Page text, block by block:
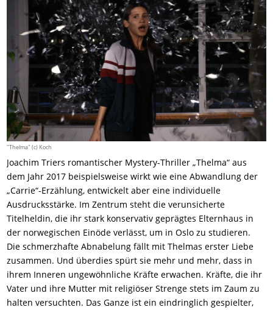
"Thelma" (c) Koch
Joachim Triers romantischer Mystery-Thriller „Thelma“ aus
dem Jahr 2017 beispielsweise wirkt wie eine Abwandlung der
„Carrie“-Erzählung, entwickelt aber eine individuelle
Ausdrucksstärke. Im Zentrum steht die verunsicherte
Titelheldin, die ihr stark konservativ geprägtes Elternhaus in
der norwegischen Einöde verlässt, um in Oslo zu studieren.
Die schmerzhafte Abnabelung fällt mit Thelmas erster Liebe
zusammen. Und überdies spürt sie mehr und mehr, dass in
ihrem Inneren ungewöhnliche Kräfte erwachen. Kräfte, die ihr
Vater und ihre Mutter mit religiöser Strenge stets im Zaum zu
halten versuchten. Das Ganze ist ein eindringlich gespielter,